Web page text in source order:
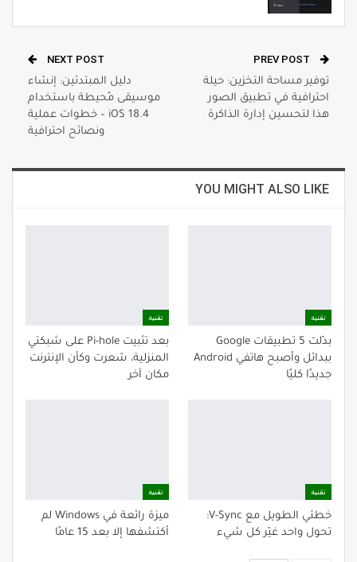
توفير مساحة التخزين: حيلة
احترافية في تطبيق الصور
هذا لتحسين إدارة الذاكرة
NEXT POST
دليل المبتدئين: إنشاء
موسيقى مُحيطة باستخدام
iOS 18.4 – خطوات عملية
ونصائح احترافية
YOU MIGHT ALSO LIKE
تقنية
بدّلت 5 تطبيقات Google
ببدائل وأصبح هاتفي Android
جديدًا كليًا
تقنية
بعد تثبيت Pi-hole على شبكتي
المنزلية، شعرت وكأن الإنترنت
مكان آخر
تقنية
خطئي الطويل مع V-Sync:
تحول واحد غيّر كل شيء
تقنية
ميزة رائعة في Windows لم
أكتشفها إلا بعد 15 عامًا